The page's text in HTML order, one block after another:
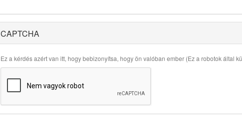
CAPTCHA
Ez a kérdés azért van itt, hogy bebizonyítsa, hogy ön valóban ember (Ez a robotok által